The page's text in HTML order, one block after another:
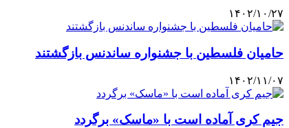
۱۴۰۲/۱۰/۲۷
حامیان فلسطین با جشنواره ساندنس بازگشتند
۱۴۰۲/۱۱/۰۷
جیم کری آماده است با «ماسک» برگردد